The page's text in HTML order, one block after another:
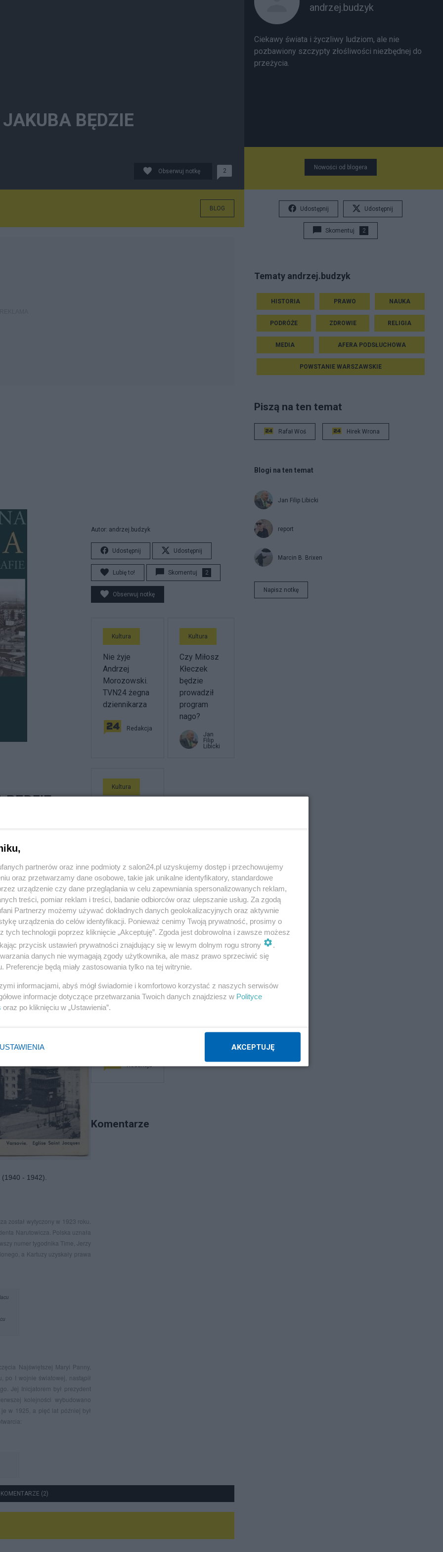
BĘDZIE
Obserwuj notkę 2
BLOG
BĘDZIE
- 1942).
został wytyczony w 1923 roku.
Narutowicza. Polska uznała
numer tygodnika Time, Jerzy
a Kartuzy uzyskały prawa
Najświętszej Maryi Panny,
po I wojnie światowej, nastąpił
Jej Inicjatorem był prezydent
kolejności wybudowano
je w 1925, a pięć lat później był
Autor: andrzej.budzyk
Udostępnij Udostępnij
Lubię to! Skomentuj 2
Obserwuj notkę
Kultura
Nie żyje
Andrzej
Morozowski.
TVN24 żegna
dziennikarza
Redakcja
Kultura
Czy Miłosz
Kłeczek
będzie
prowadził
program
nago?
Jan
Filip
Libicki
Kultura
wyrok po
zniszczonych
karierach
Redakcja
Kultura
Nie żyje aktor
znany z "07
zgłoś się".
Redakcja
Komentarze
(2)
andrzej.budzyk
Ciekawy świata i życzliwy ludziom, ale nie
pozbawiony szczypty złośliwości niezbędnej do
przeżycia.
Nowości od blogera
Udostępnij Udostępnij
Skomentuj 2
Tematy andrzej.budzyk
HISTORIA PRAWO NAUKA
PODRÓŻE ZDROWIE RELIGIA
MEDIA AFERA PODSŁUCHOWA
POWSTANIE WARSZAWSKIE
Piszą na ten temat
Rafał Woś Hirek Wrona
Blogi na ten temat
Jan Filip Libicki
report
Marcin B. Brixen
Napisz notkę
partnerów oraz inne podmioty z salon24.pl uzyskujemy dostęp i przechowujemy
oraz przetwarzamy dane osobowe, takie jak unikalne identyfikatory, standardowe
urządzenie czy dane przeglądania w celu zapewniania spersonalizowanych reklam,
treści, pomiar reklam i treści, badanie odbiorców oraz ulepszanie usług. Za zgodą
Partnerzy możemy używać dokładnych danych geolokalizacyjnych oraz aktywnie
urządzenia do celów identyfikacji. Ponieważ cenimy Twoją prywatność, prosimy o
tych technologii poprzez kliknięcie „Akceptuję”. Zgoda jest dobrowolna i zawsze możesz
przycisk ustawień prywatności znajdujący się w lewym dolnym rogu strony
.
danych nie wymagają zgody użytkownika, ale masz prawo sprzeciwić się
Preferencje będą miały zastosowania tylko na tej witrynie.
informacjami, abyś mógł świadomie i komfortowo korzystać z naszych serwisów
informacje dotyczące przetwarzania Twoich danych znajdziesz w Polityce
oraz po kliknięciu w „Ustawienia”.
USTAWIENIA AKCEPTUJĘ